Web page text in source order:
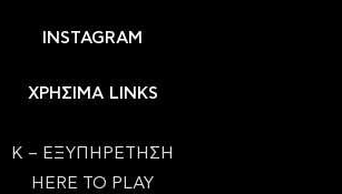
INSTAGRAM
ΧΡΗΣΙΜΑ LINKS
Κ – ΕΞΥΠΗΡΕΤΗΣΗ
HERE TO PLAY